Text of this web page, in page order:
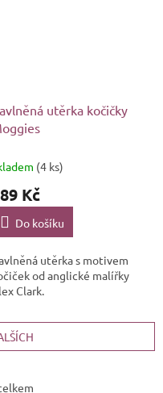
utěrka kočičky
(4 ks)
Kč
Do košíku
utěrka s motivem
od anglické malířky
Clark.